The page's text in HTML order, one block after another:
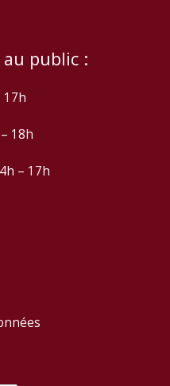
public :
17h
18h
– 17h